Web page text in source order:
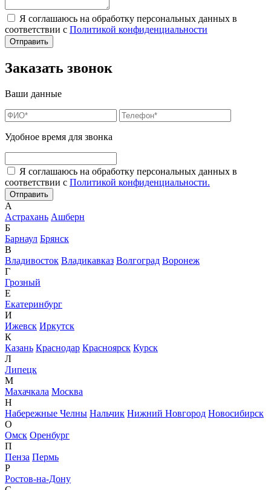
Я соглашаюсь на обработку персональных данных в
соответствии с Политикой конфиденциальности
Заказать звонок
Ваши данные
Удобное время для звонка
Я соглашаюсь на обработку персональных данных в
соответствии с Политикой конфиденциальности.
А
Астрахань Ашберн
Б
Барнаул Брянск
В
Владивосток Владикавказ Волгоград Воронеж
Г
Грозный
Е
Екатеринбург
И
Ижевск Иркутск
К
Казань Краснодар Красноярск Курск
Л
Липецк
М
Махачкала Москва
Н
Набережные Челны Нальчик Нижний Новгород Новосибирск
О
Омск Оренбург
П
Пенза Пермь
Р
Ростов-на-Дону